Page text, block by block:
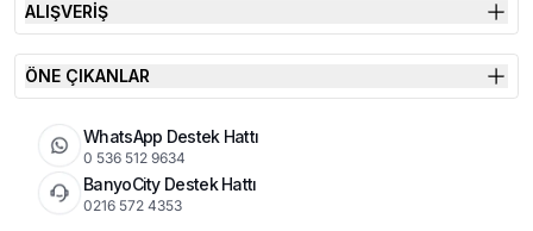
ALIŞVERİŞ
ÖNE ÇIKANLAR
WhatsApp Destek Hattı
0 536 512 9634
BanyoCity Destek Hattı
0216 572 4353